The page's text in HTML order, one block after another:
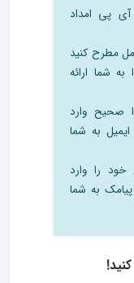
آی پی امداد
مطرح کنید
به شما ارائه
صحیح وارد
به شما
را وارد
به شما